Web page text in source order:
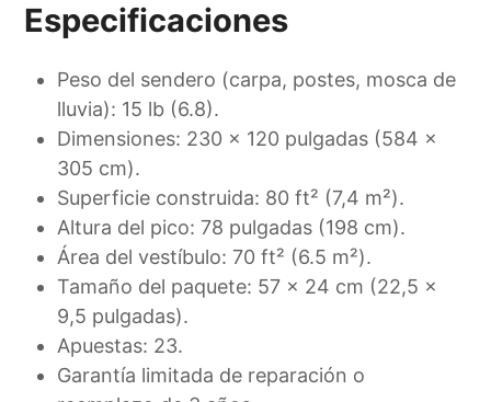
Especificaciones
Peso del sendero (carpa, postes, mosca de
lluvia): 15 lb (6.8).
Dimensiones: 230 x 120 pulgadas (584 x
305 cm).
Superficie construida: 80 ft² (7,4 m²).
Altura del pico: 78 pulgadas (198 cm).
Área del vestíbulo: 70 ft² (6.5 m²).
Tamaño del paquete: 57 x 24 cm (22,5 x
9,5 pulgadas).
Apuestas: 23.
Garantía limitada de reparación o